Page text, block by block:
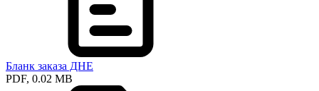
Бланк заказа ДНЕ
PDF, 0.02 MB